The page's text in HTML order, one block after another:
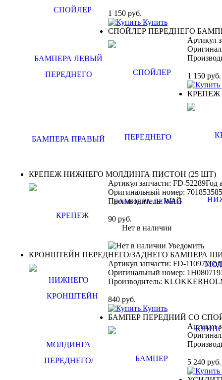
1 150 руб.
Купить
СПОЙЛЕР ПЕРЕДНЕГО
Артикул
1 150 руб.
КРЕПЕЖ
КРЕПЕЖ НИЖНЕГО МОЛДИНГА ПИСТОН (25 ШТ)
Артикул запчасти: FD-52289Год
Оригинальный номер: 701853585
Производитель:WAG
90 руб.
Нет в наличии
Уведомить
КРОНШТЕЙН ПЕРЕДНЕГО/ЗАДНЕГО БАМПЕРА
Артикул запчасти: FD-110977
Оригинальный номер:
Производитель:
840 руб.
Купить
БАМПЕР ПЕРЕДНИЙ СО
Артикул
5 240 руб.